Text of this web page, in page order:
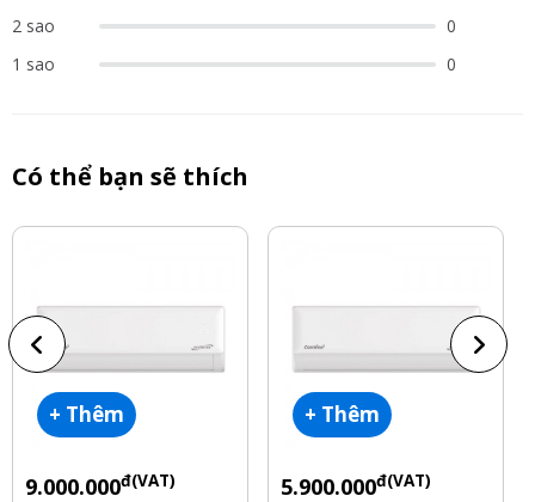
2 sao
0
1 sao
0
Có thể bạn sẽ thích
+ Thêm
9.000.000đ(VAT)
+ Thêm
5.900.000đ(VAT)